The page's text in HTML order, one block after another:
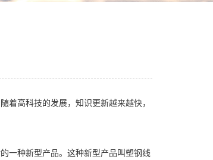
着高科技的发展，知识更新越来越快，
一种新型产品。这种新型产品叫塑钢线